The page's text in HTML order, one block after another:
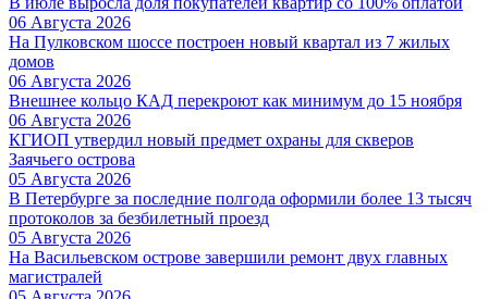
06 Августа 2026
На Пулковском шоссе построен новый квартал из 7 жилых
домов
06 Августа 2026
Внешнее кольцо КАД перекроют как минимум до 15 ноября
06 Августа 2026
КГИОП утвердил новый предмет охраны для скверов
Заячьего острова
05 Августа 2026
В Петербурге за последние полгода оформили более 13 тысяч
протоколов за безбилетный проезд
05 Августа 2026
На Васильевском острове завершили ремонт двух главных
магистралей